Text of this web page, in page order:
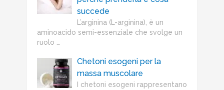
succede
L’arginina (L-arginina), è un
aminoacido semi-essenziale che svolge un
ruolo …
Chetoni esogeni per la
massa muscolare
I chetoni esogeni rappresentano